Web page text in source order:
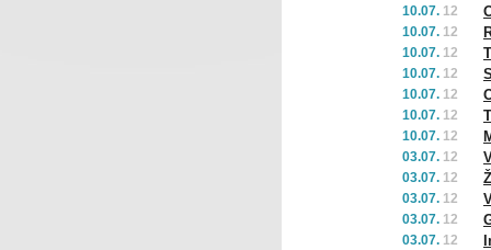
10.07. 12
10.07. 12
10.07. 12
10.07. 12
10.07. 12
10.07. 12
10.07. 12
03.07. 12
03.07. 12
03.07. 12
03.07. 12
03.07. 12